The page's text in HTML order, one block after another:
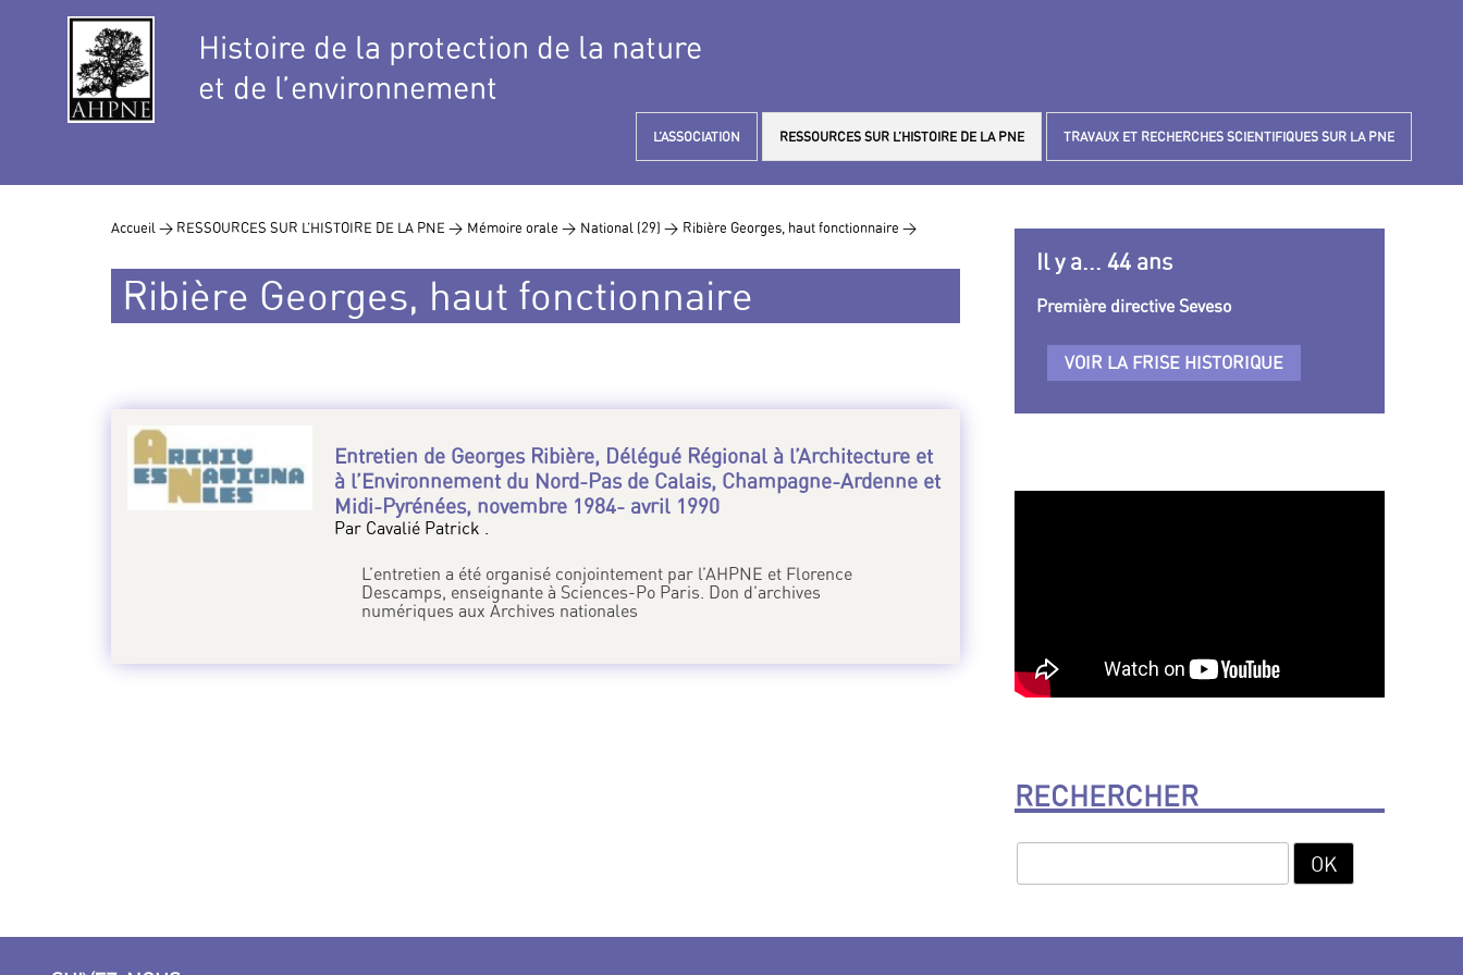
Histoire de la protection de la nature
et de l’environnement
L’ASSOCIATION RESSOURCES SUR L’HISTOIRE DE LA PNE TRAVAUX ET RECHERCHES SCIENTIFIQUES SUR LA PNE
Accueil > RESSOURCES SUR L’HISTOIRE DE LA PNE > Mémoire orale > National (29) > Ribière Georges, haut fonctionnaire >
Ribière Georges, haut fonctionnaire
Entretien de Georges Ribière, Délégué Régional à l’Architecture et
à l’Environnement du Nord-Pas de Calais, Champagne-Ardenne et
Midi-Pyrénées, novembre 1984- avril 1990
Par Cavalié Patrick .
L’entretien a été organisé conjointement par l’AHPNE et Florence
Descamps, enseignante à Sciences-Po Paris. Don d’archives
numériques aux Archives nationales
Il y a... 44 ans
Première directive Seveso
VOIR LA FRISE HISTORIQUE
RECHERCHER